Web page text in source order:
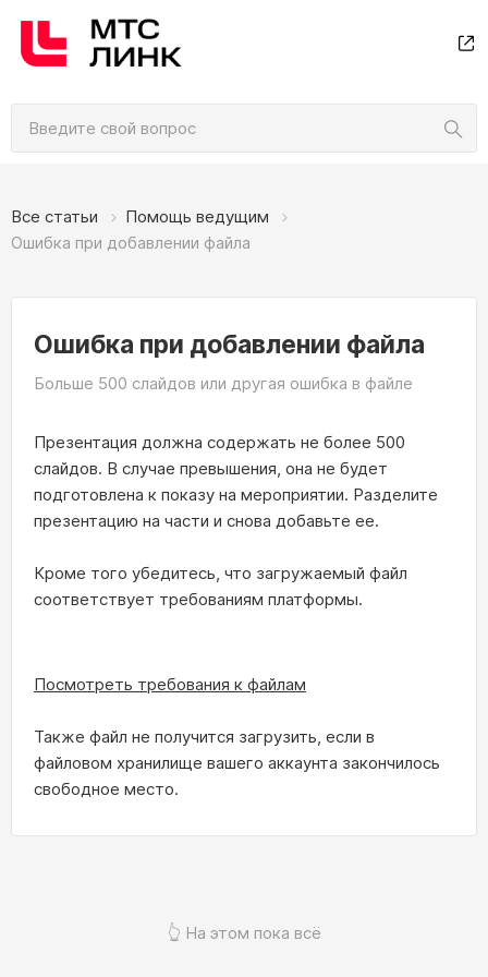
Все статьи
Помощь ведущим
Ошибка при добавлении файла
Ошибка при добавлении файла
Больше 500 слайдов или другая ошибка в файле
Презентация должна содержать не более 500
слайдов. В случае превышения, она не будет
подготовлена к показу на мероприятии. Разделите
презентацию на части и снова добавьте ее.
Кроме того убедитесь, что загружаемый файл
соответствует требованиям платформы.
Посмотреть требования к файлам
Также файл не получится загрузить, если в
файловом хранилище вашего аккаунта закончилось
свободное место.
👆 На этом пока всё